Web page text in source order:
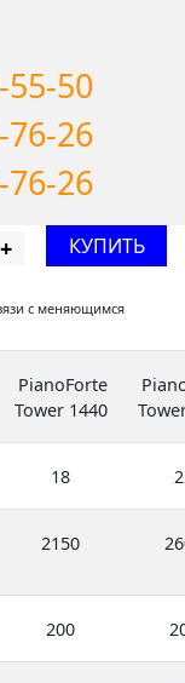
55-50
76-26
76-26
+ КУПИТЬ
с меняющимся
PianoForte
Tower 1440
18
2150
200